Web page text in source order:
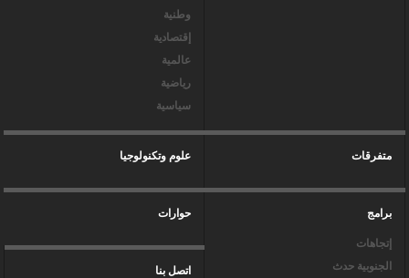
وطنية
إقتصادية
عالمية
رياضية
سياسية
متفرقات علوم وتكنولوجيا
برامج
إتجاهات
الجنوبية حدث
حوارات
اتصل بنا